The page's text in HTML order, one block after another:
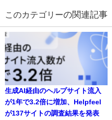
の関連記事
生成AI経由のヘルプサイト流入
が1年で3.2倍に増加、Helpfeel
が137サイトの調査結果を発表